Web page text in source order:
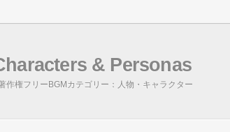
& Personas
作権フリーBGMカテゴリー：人物・キャラクター